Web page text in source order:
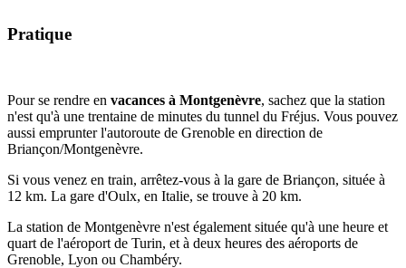
Pratique
Pour se rendre en vacances à Montgenèvre, sachez que la station
n'est qu'à une trentaine de minutes du tunnel du Fréjus. Vous pouvez
aussi emprunter l'autoroute de Grenoble en direction de
Briançon/Montgenèvre.
Si vous venez en train, arrêtez-vous à la gare de Briançon, située à
12 km. La gare d'Oulx, en Italie, se trouve à 20 km.
La station de Montgenèvre n'est également située qu'à une heure et
quart de l'aéroport de Turin, et à deux heures des aéroports de
Grenoble, Lyon ou Chambéry.